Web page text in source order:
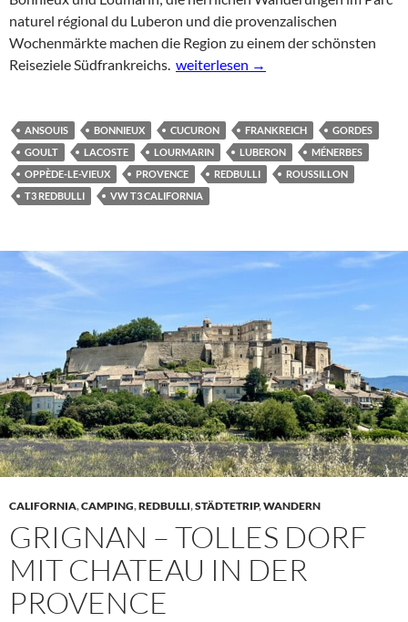
naturel régional du Luberon und die provenzalischen
Wochenmärkte machen die Region zu einem der schönsten
Reiseziele Südfrankreichs. Luberon – wunderschöne
weiterlesen →
ANSOUIS BONNIEUX CUCURON FRANKREICH
GORDES
GOULT
LACOSTE LOURMARIN LUBERON
MÉNERBES
OPPÈDE-LE-VIEUX
PROVENCE REDBULLI
ROUSSILLON
T3 REDBULLI
VW T3 CALIFORNIA
CALIFORNIA,CAMPING,REDBULLI,STÄDTETRIP,WANDERN
GRIGNAN – TOLLES DORF
MIT CHATEAU IN DER
PROVENCE